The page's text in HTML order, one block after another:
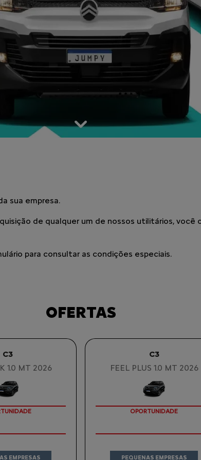
sua empresa.
de qualquer um de nossos utilitários,
para consultar as condições especiais.
OFERTAS
C3
1.0 MT 2026
EMPRESAS
C3
FEEL PLUS 1.0 MT 2026
OPORTUNIDADE
PEQUENAS EMPRESAS